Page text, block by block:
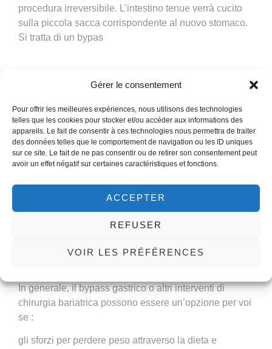
Gérer le consentement
Pour offrir les meilleures expériences, nous utilisons des technologies
telles que les cookies pour stocker et/ou accéder aux informations des
appareils. Le fait de consentir à ces technologies nous permettra de traiter
des données telles que le comportement de navigation ou les ID uniques
sur ce site. Le fait de ne pas consentir ou de retirer son consentement peut
avoir un effet négatif sur certaines caractéristiques et fonctions.
ACCEPTER
REFUSER
VOIR LES PRÉFÉRENCES
procedura irreversibile. L’intestino tenue verrà cucito
sulla piccola sacca corrispondente al nuovo stomaco.
Si tratta di un bypas
gastrico
L’intervento di bypass in Tunisia e altri interventi di
perdita di peso sono procedure importanti che
cambiano la vita. Se da un lato la chirurgia per la
problemi di salute legati al peso, come il diabete di tipo
sonno, dall’altro può presentare rischi e complicazioni
bariatrica potrebbe essere necessario soddisfare
In generale, il bypass gastrico o altri interventi di
chirurgia bariatrica possono essere un’opzione per voi
se :
gli sforzi per perdere peso attraverso la dieta e